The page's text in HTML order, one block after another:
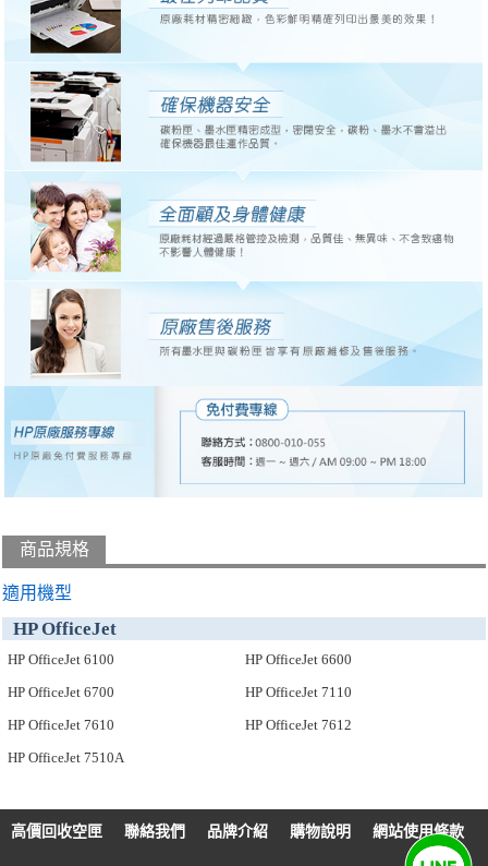
商品規格
適用機型
HP OfficeJet
HP OfficeJet 6100
HP OfficeJet 6600
HP OfficeJet 6700
HP OfficeJet 7110
HP OfficeJet 7610
HP OfficeJet 7612
HP OfficeJet 7510A
高價回收空匣 聯絡我們 品牌介紹 購物說明 網站使用條款